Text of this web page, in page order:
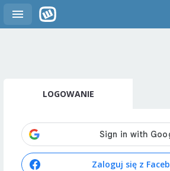
LOGOWANIE
Zaloguj się z